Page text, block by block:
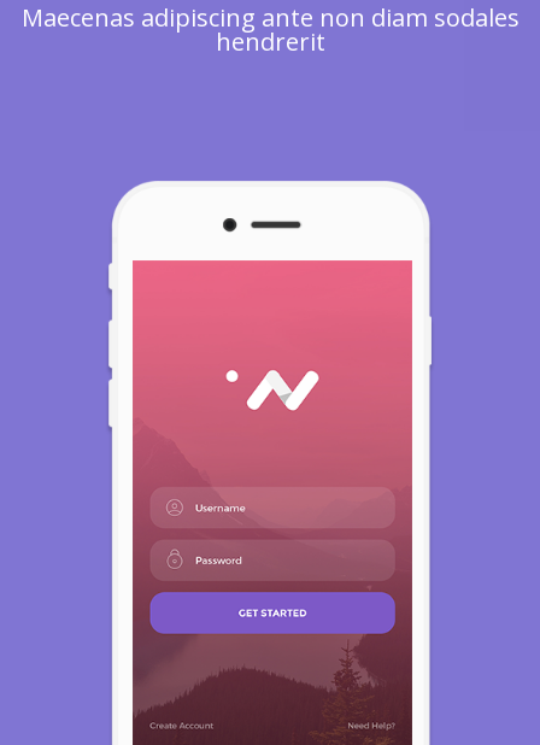
Maecenas adipiscing ante non diam sodales
hendrerit